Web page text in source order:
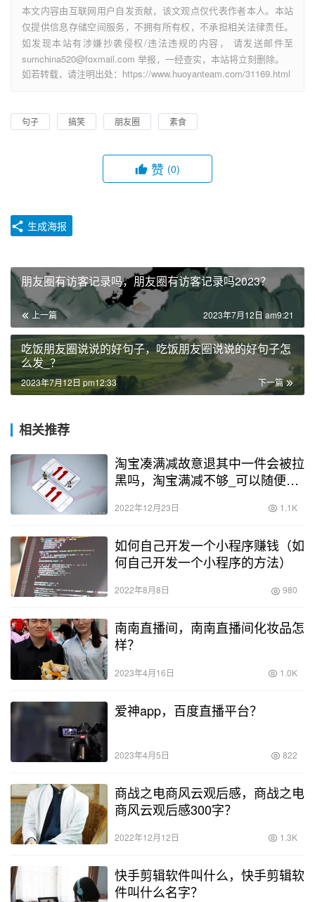
本文内容由互联网用户自发贡献，该文观点仅代表作者本人。本站
仅提供信息存储空间服务，不拥有所有权，不承担相关法律责任。
如发现本站有涉嫌抄袭侵权/违法违规的内容， 请发送邮件至
sumchina520@foxmail.com 举报，一经查实，本站将立刻删除。
如若转载，请注明出处：https://www.huoyanteam.com/31169.html
句子 搞笑 朋友圈 素食
赞 (0)
生成海报
朋友圈有访客记录吗，朋友圈有访客记录吗2023？
上一篇 2023年7月12日 am9:21
吃饭朋友圈说说的好句子，吃饭朋友圈说说的好句子怎
么发_？
下一篇
2023年7月12日 pm12:33
相关推荐
淘宝凑满减故意退其中一件会被拉
黑吗，淘宝满减不够_可以随便凑
2022年12月23日 1.1K
如何自己开发一个小程序赚钱（如
何自己开发一个小程序的方法）
2022年8月8日 980
南南直播间，南南直播间化妆品怎
样？
2023年4月16日 1.0K
爱神app，百度直播平台？
2023年4月5日 822
商战之电商风云观后感，商战之电
商风云观后感300字？
2022年12月12日 1.3K
快手剪辑软件叫什么，快手剪辑软
件叫什么名字？